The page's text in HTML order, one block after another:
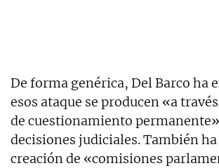
De forma genérica, Del Barco ha
esos ataque se producen «a
de cuestionamiento permanente»
decisiones judiciales. También
creación de «comisiones